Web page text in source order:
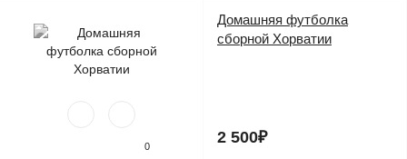
0
Домашняя футболка
сборной Хорватии
2 500₽